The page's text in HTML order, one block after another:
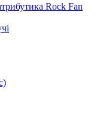
Rock Fan